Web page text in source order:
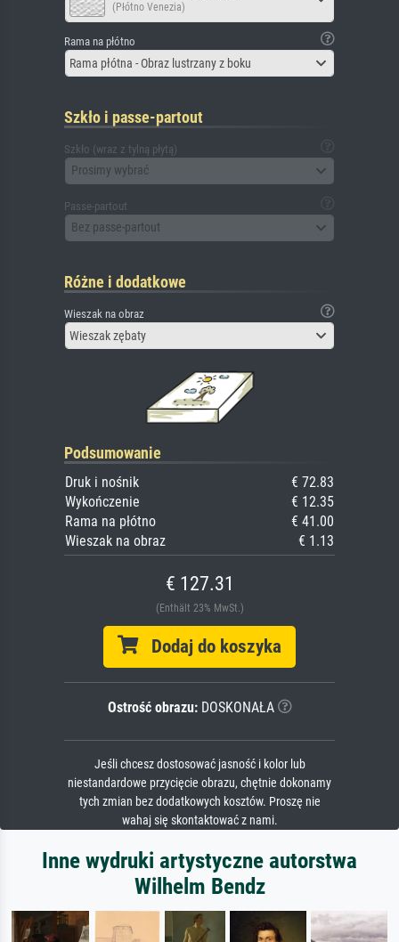
(Płótno Venezia)
Rama na płótno
Rama płótna - Obraz lustrzany z boku
Szkło i passe-partout
Szkło (wraz z tylną płytą)
Prosimy wybrać
Passe-partout
Bez passe-partout
Różne i dodatkowe
Wieszak na obraz
Wieszak zębaty
Podsumowanie
Druk i nośnik
€ 72.83
Wykończenie
€ 12.35
Rama na płótno
€ 41.00
Wieszak na obraz
€ 1.13
€ 127.31
(Enthält 23% MwSt.)
Dodaj do koszyka
Ostrość obrazu:DOSKONAŁA
Jeśli chcesz dostosować jasność i kolor lub
niestandardowe przycięcie obrazu, chętnie dokonamy
tych zmian bez dodatkowych kosztów. Proszę nie
wahaj się skontaktować z nami.
Inne wydruki artystyczne autorstwa
Wilhelm Bendz